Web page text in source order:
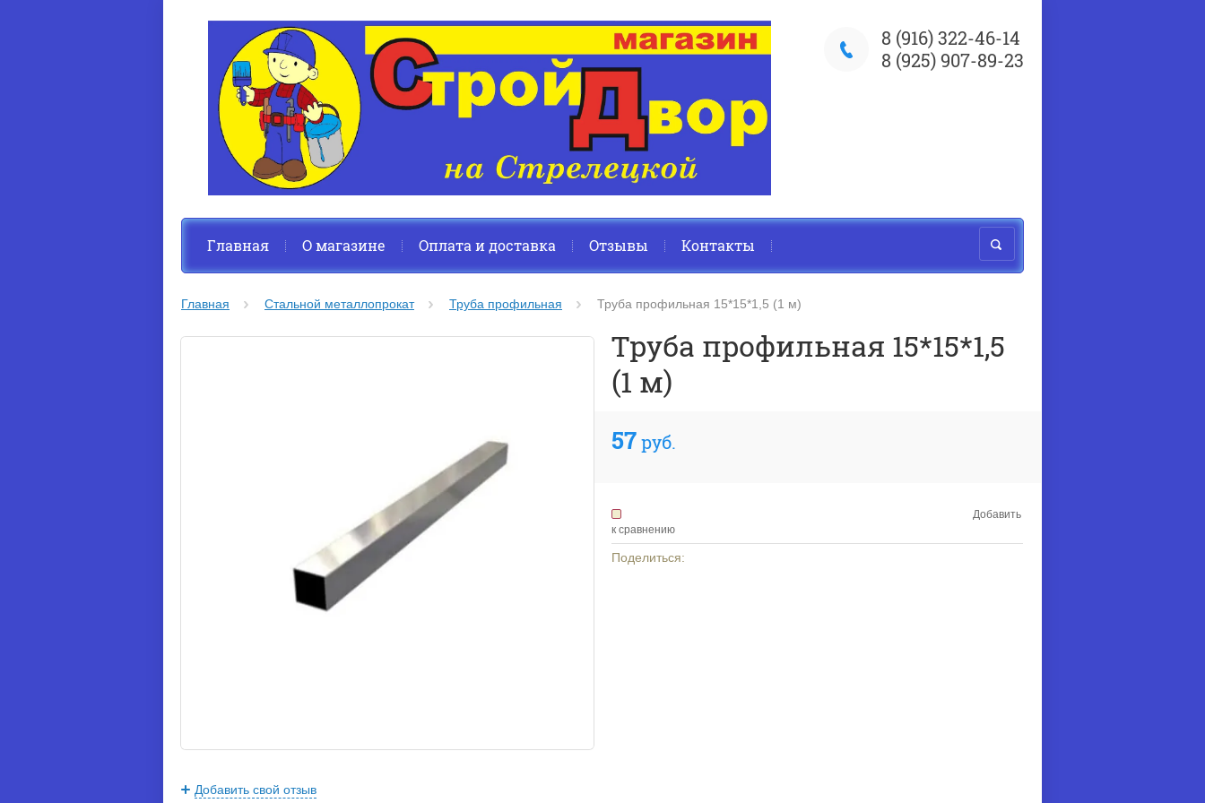
8 (916) 322-46-14
8 (925) 907-89-23
Главная О магазине Оплата и доставка Отзывы Контакты
Главная Стальной металлопрокат Труба профильная Труба профильная 15*15*1,5 (1 м)
Труба профильная 15*15*1,5
(1 м)
57руб.
Добавить
к сравнению
Поделиться:
Добавить свой отзыв